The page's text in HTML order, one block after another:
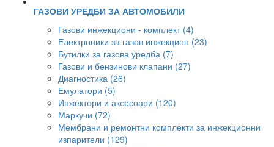
ГАЗОВИ УРЕДБИ ЗА АВТОМОБИЛИ
Газови инжекциони - комплект (4)
Електроники за газов инжекцион (23)
Бутилки за газова уредба (7)
Газови и бензинови клапани (27)
Диагностика (26)
Емулатори (5)
Инжектори и аксесоари (120)
Маркучи (72)
Мембрани и ремонтни комплекти за инжекционни
изпарители (129)